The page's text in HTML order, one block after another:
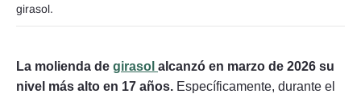
girasol.
La molienda de girasol alcanzó en marzo de 2026 su
nivel más alto en 17 años. Específicamente, durante el